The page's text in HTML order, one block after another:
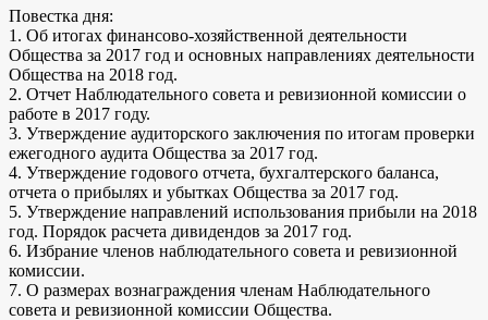
Повестка дня:
1. Об итогах финансово-хозяйственной деятельности
Общества за 2017 год и основных направлениях деятельности
Общества на 2018 год.
2. Отчет Наблюдательного совета и ревизионной комиссии о
работе в 2017 году.
3. Утверждение аудиторского заключения по итогам проверки
ежегодного аудита Общества за 2017 год.
4. Утверждение годового отчета, бухгалтерского баланса,
отчета о прибылях и убытках Общества за 2017 год.
5. Утверждение направлений использования прибыли на 2018
год. Порядок расчета дивидендов за 2017 год.
6. Избрание членов наблюдательного совета и ревизионной
комиссии.
7. О размерах вознаграждения членам Наблюдательного
совета и ревизионной комиссии Общества.